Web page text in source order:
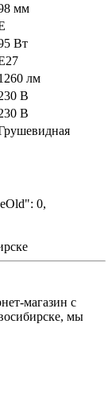
мм
Вт
лм
В
В
0,
магазин с
мы